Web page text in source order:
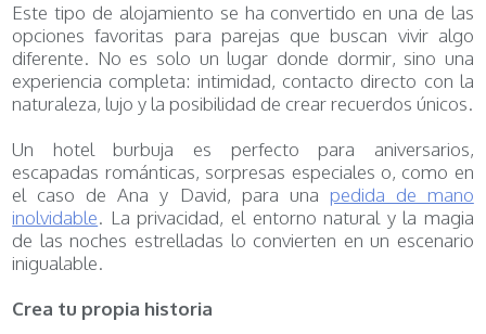
Este tipo de alojamiento se ha convertido en una de las
opciones favoritas para parejas que buscan vivir algo
diferente. No es solo un lugar donde dormir, sino una
experiencia completa: intimidad, contacto directo con la
naturaleza, lujo y la posibilidad de crear recuerdos únicos.
Un hotel burbuja es perfecto para aniversarios,
escapadas románticas, sorpresas especiales o, como en
el caso de Ana y David, para una pedida de mano
inolvidable. La privacidad, el entorno natural y la magia
de las noches estrelladas lo convierten en un escenario
inigualable.
Crea tu propia historia